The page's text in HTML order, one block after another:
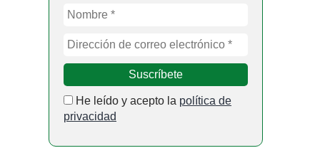
He leído y acepto la política de
privacidad